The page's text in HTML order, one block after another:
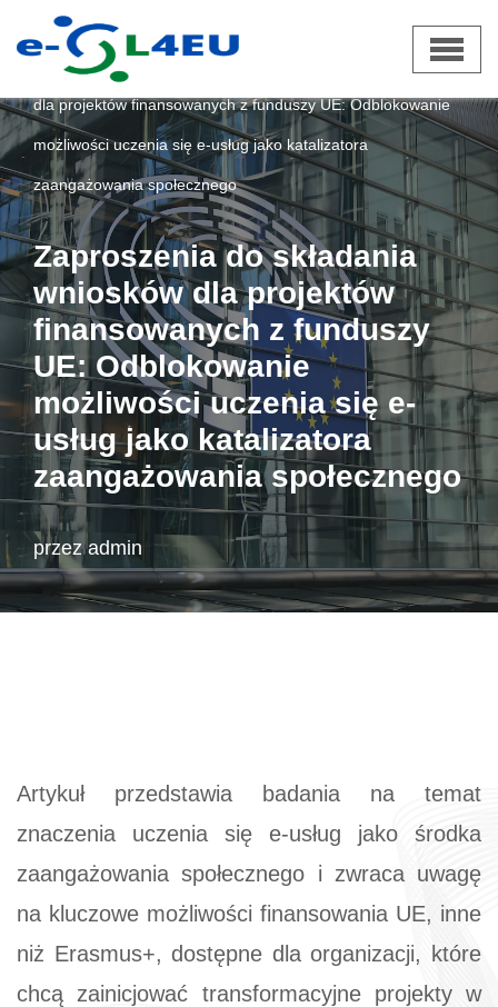
Przejdź
do
treści
e-SL4EU»Aktualności Zaproszenia do składania wniosków
dla projektów finansowanych z funduszy UE: Odblokowanie
możliwości uczenia się e-usług jako katalizatora
zaangażowania społecznego
Zaproszenia do składania
wniosków dla projektów
finansowanych z funduszy
UE: Odblokowanie
możliwości uczenia się e-
usług jako katalizatora
zaangażowania społecznego
przezadmin
Artykuł przedstawia badania na temat
znaczenia uczenia się e-usług jako środka
zaangażowania społecznego i zwraca uwagę
na kluczowe możliwości finansowania UE, inne
niż Erasmus+, dostępne dla organizacji, które
chcą zainicjować transformacyjne projekty w